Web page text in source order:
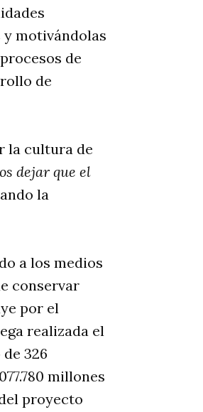
motivándolas
de
de
la cultura de
dejar que el
la
a los medios
conservar
por el
realizada el
326
millones
proyecto